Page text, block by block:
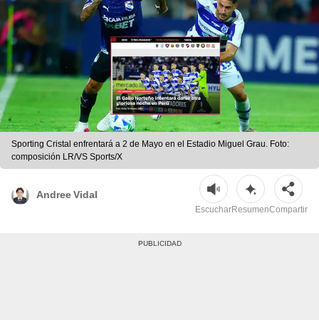
Sporting Cristal enfrentará a 2 de Mayo en el Estadio Miguel Grau. Foto:
composición LR/VS Sports/X
Andree Vidal
EscucharResumenCompartir